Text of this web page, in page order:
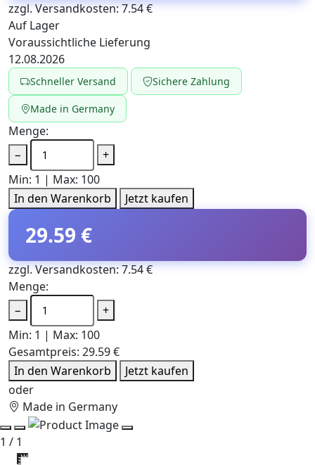
zzgl. Versandkosten: 7.54 €
Auf Lager
Voraussichtliche Lieferung
12.08.2026
Schneller Versand Sichere Zahlung
Made in Germany
Menge:
−
+
Min: 1 | Max: 100
In den Warenkorb
Jetzt kaufen
29.59 €
zzgl. Versandkosten: 7.54 €
Menge:
−
+
Min: 1 | Max: 100
Gesamtpreis: 29.59 €
In den Warenkorb
Jetzt kaufen
oder
Made in Germany
1 / 1